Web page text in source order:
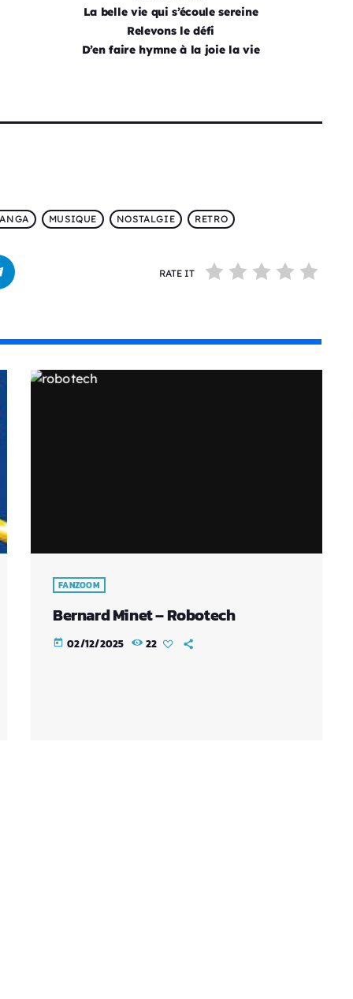
La belle vie qui s’écoule sereine
Relevons le défi
D’en faire hymne à la joie la vie
MUSIQUE NOSTALGIE RETRO
RATE IT
FANZOOM
Bernard Minet – Robotech
today 02/12/2025 22